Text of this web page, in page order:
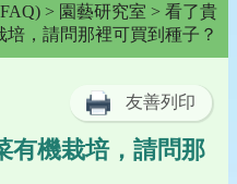
> 園藝研究室 > 看了貴
，請問那裡可買到種子？
友善列印
有機栽培，請問那